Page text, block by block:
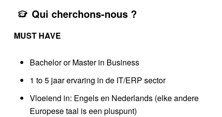
Qui cherchons-nous ?
MUST HAVE
Bachelor or Master in Business
1 to 5 jaar ervaring in de IT/ERP sector
Vloeiend in: Engels en Nederlands (elke andere
Europese taal is een pluspunt)